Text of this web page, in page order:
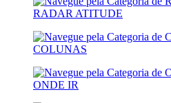
RADAR ATITUDE
COLUNAS
ONDE IR